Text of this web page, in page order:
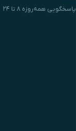
پاسخگویی همه‌روزه ۸ تا ۲۴